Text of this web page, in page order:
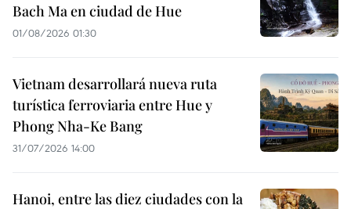
Bach Ma en ciudad de Hue
01/08/2026 01:30
Vietnam desarrollará nueva ruta
turística ferroviaria entre Hue y
Phong Nha-Ke Bang
31/07/2026 14:00
Hanoi, entre las diez ciudades con la